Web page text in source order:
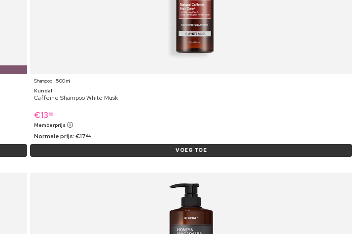
Shampoo ⋅ 500 ml
Kundal
Caffeine Shampoo White Musk
€13 59
Memberprijs
Normale prijs:€17 29
VOEG TOE